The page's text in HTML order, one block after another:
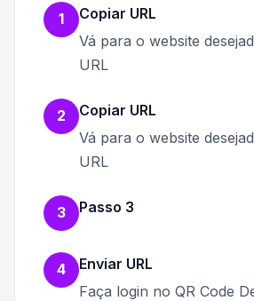
1
Copiar URL
Vá para o website
URL
2
Copiar URL
Vá para o website
URL
3 Passo 3
4
Enviar URL
Faça login no QR Code